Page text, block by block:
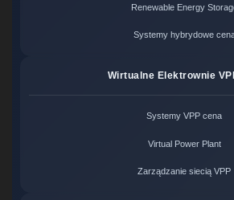
Renewable Energy
Systemy hybrydowe
Wirtualne Elektrownie
Systemy VPP cena
Virtual Power Plant
Zarządzanie siecią VPP